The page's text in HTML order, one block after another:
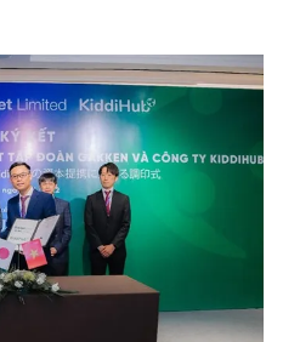
Vươn mình bằng AI
VTV8
English